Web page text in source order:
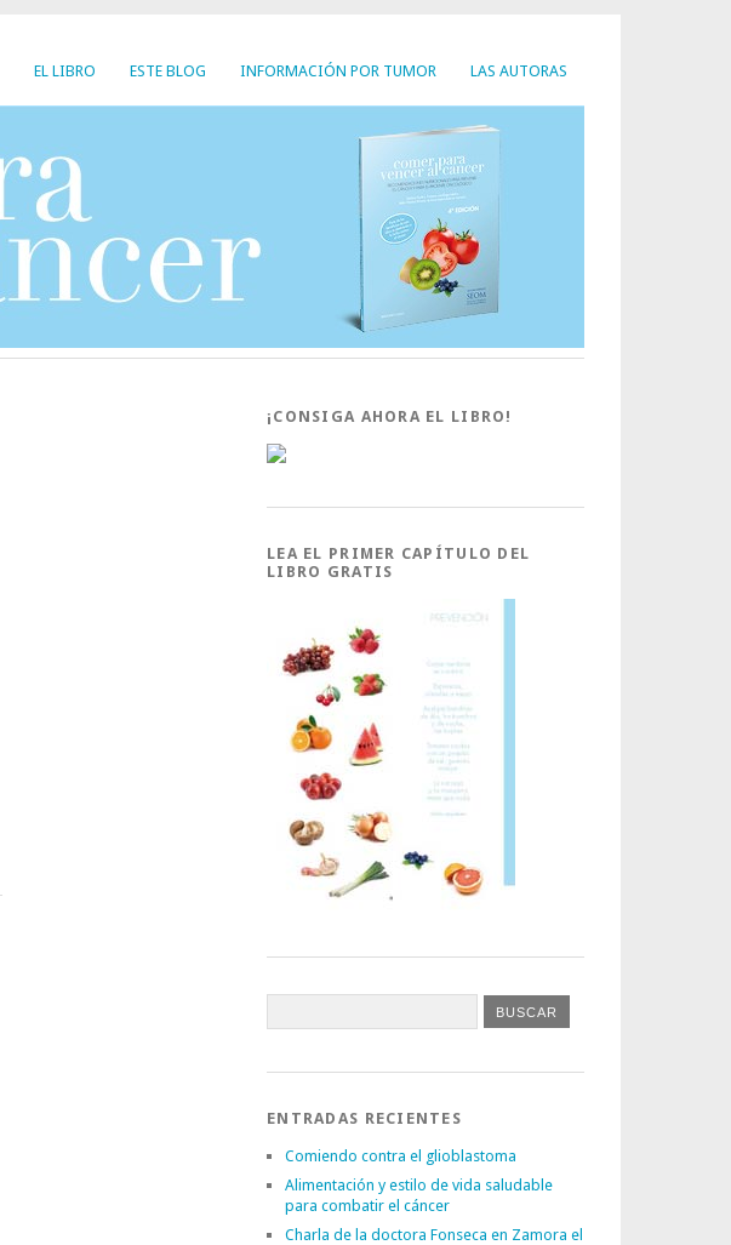
EL LIBRO ESTE BLOG INFORMACIÓN POR TUMOR LAS AUTORAS
¡CONSIGA AHORA EL LIBRO!
LEA EL PRIMER CAPÍTULO DEL
LIBRO GRATIS
ENTRADAS RECIENTES
Comiendo contra el glioblastoma
Alimentación y estilo de vida saludable
para combatir el cáncer
Charla de la doctora Fonseca en Zamora el